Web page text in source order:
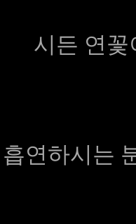
시든 연꽃
흡연하시는